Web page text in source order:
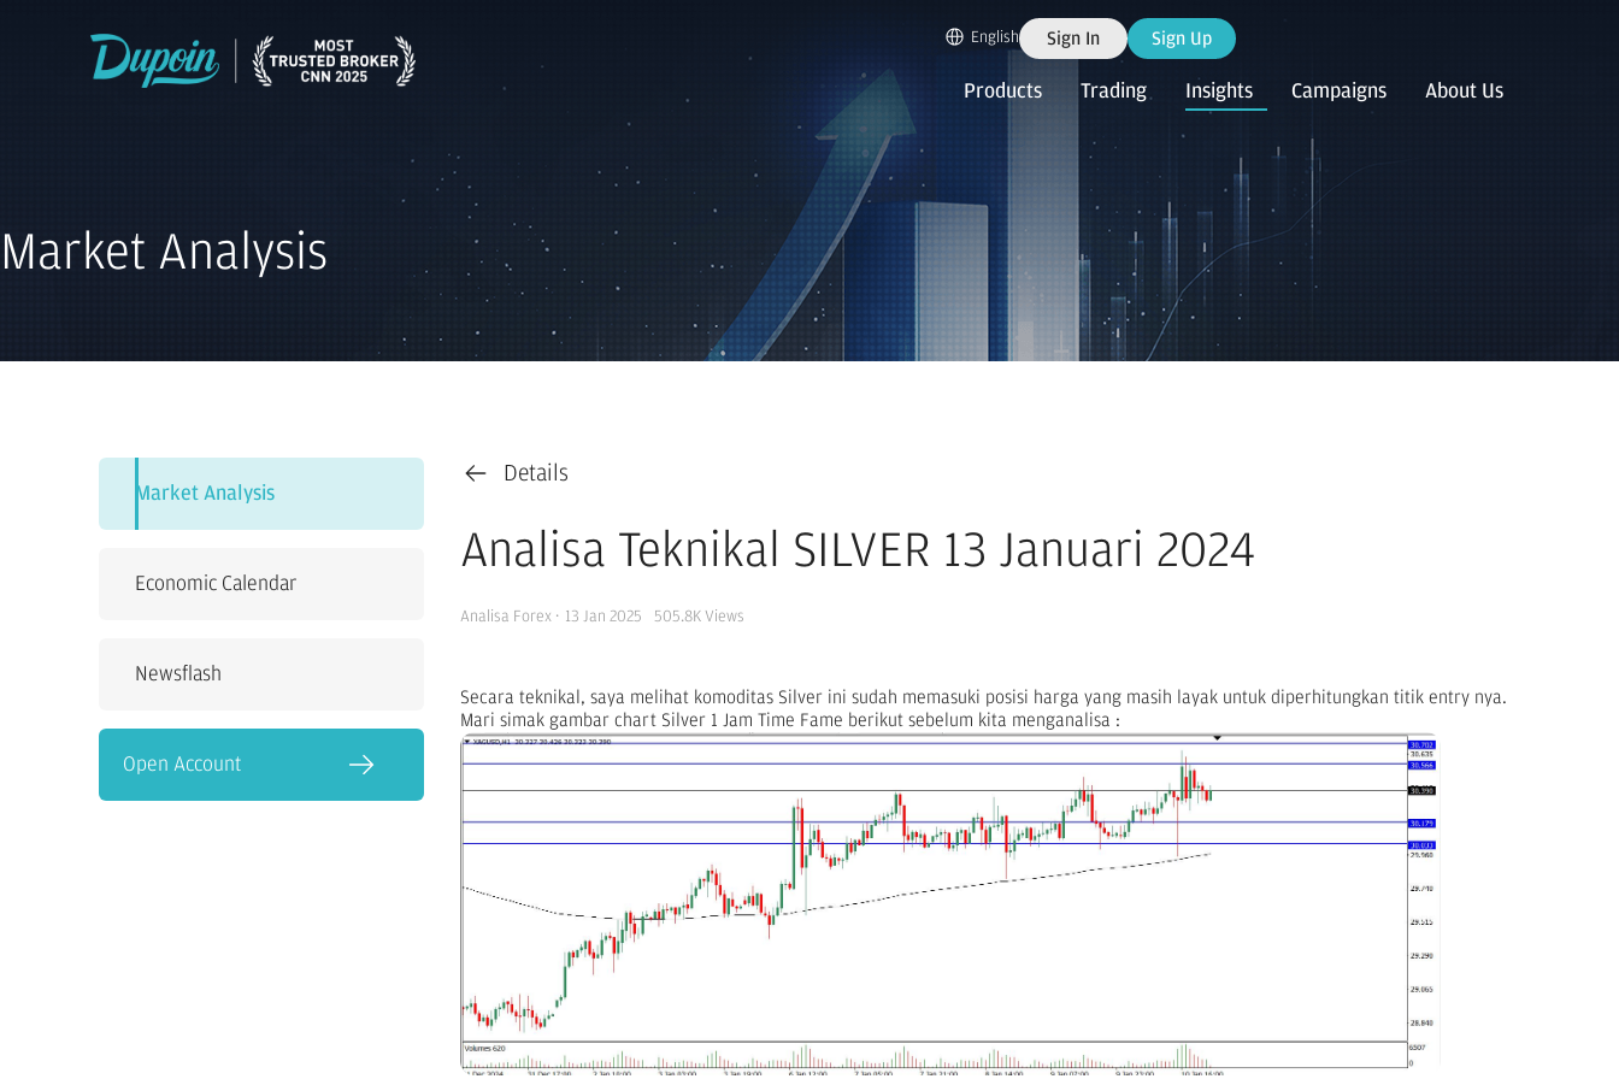
English Sign In Sign Up
Products Trading Insights Campaigns About Us
Market Analysis
Market Analysis
Economic Calendar
Newsflash
Open Account
Details
Analisa Teknikal SILVER 13 Januari 2024
Analisa Forex · 13 Jan 2025 505.8K Views
Secara teknikal, saya melihat komoditas Silver ini sudah memasuki posisi harga yang masih layak untuk diperhitungkan titik entry nya.
Mari simak gambar chart Silver 1 Jam Time Fame berikut sebelum kita menganalisa :